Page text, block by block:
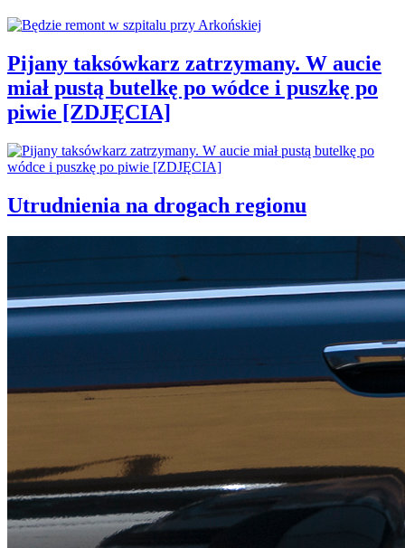
Pijany taksówkarz zatrzymany. W aucie
miał pustą butelkę po wódce i puszkę po
piwie [ZDJĘCIA]
Utrudnienia na drogach regionu